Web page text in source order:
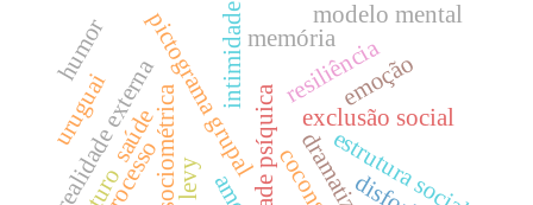
exclusão social
pictograma grupal dramatizar
realidade externa estrutura social
intimidade resiliência
saúde
uruguai
memória
emoção
modelo mental
humor